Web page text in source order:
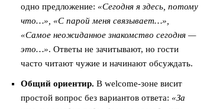
одно предложение: «Сегодня я здесь, потому
что…», «С парой меня связывает…»,
«Самое неожиданное знакомство сегодня —
это…». Ответы не зачитывают, но гости
часто читают чужие и начинают обсуждать.
Общий ориентир. В welcome-зоне висит
простой вопрос без вариантов ответа: «За